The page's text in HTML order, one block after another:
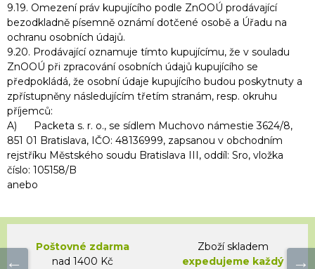
9.19. Omezení práv kupujícího podle ZnOOÚ prodávající
bezodkladně písemně oznámí dotčené osobě a Úřadu na
ochranu osobních údajů.
9.20. Prodávající oznamuje tímto kupujícímu, že v souladu
ZnOOÚ při zpracování osobních údajů kupujícího se
předpokládá, že osobní údaje kupujícího budou poskytnuty a
zpřístupněny následujícím třetím stranám, resp. okruhu
příjemců:
A) Packeta s. r. o., se sídlem Muchovo námestie 3624/8,
851 01 Bratislava, IČO: 48136999, zapsanou v obchodním
rejstříku Městského soudu Bratislava III, oddíl: Sro, vložka
číslo: 105158/B
anebo
Poštovné zdarma
nad 1400 Kč
Zboží skladem
expedujeme každý